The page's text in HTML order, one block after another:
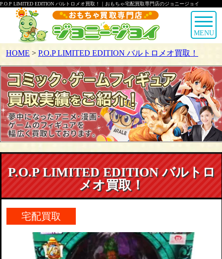
P.O.P LIMITED EDITION バルトロメオ買取！｜おもちゃ宅配買取専門店のジョニージョイ
MENU
HOME > P.O.P LIMITED EDITION バルトロメオ買取！
P.O.P LIMITED EDITION バルトロ
メオ買取！
宅配買取